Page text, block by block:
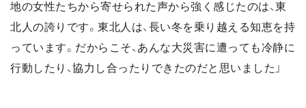
地の女性たちから寄せられた声から強く感じたのは、東
北人の誇りです。東北人は、長い冬を乗り越える知恵を持
っています。だからこそ、あんな大災害に遭っても冷静に
行動したり、協力し合ったりできたのだと思いました」